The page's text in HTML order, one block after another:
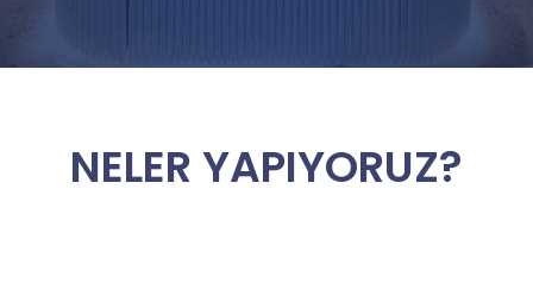
NELER YAPIYORUZ?